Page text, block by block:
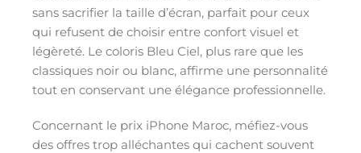
sans sacrifier la taille d’écran, parfait pour ceux
qui refusent de choisir entre confort visuel et
légèreté. Le coloris Bleu Ciel, plus rare que les
classiques noir ou blanc, affirme une personnalité
tout en conservant une élégance professionnelle.
Concernant le prix iPhone Maroc, méfiez-vous
des offres trop alléchantes qui cachent souvent